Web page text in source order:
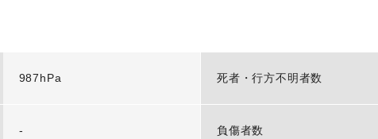
987hPa
-
死者・行方不明者数
負傷者数